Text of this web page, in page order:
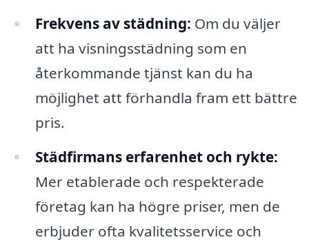
Frekvens av städning: Om du väljer
att ha visningsstädning som en
återkommande tjänst kan du ha
möjlighet att förhandla fram ett bättre
pris.
Städfirmans erfarenhet och rykte:
Mer etablerade och respekterade
företag kan ha högre priser, men de
erbjuder ofta kvalitetsservice och